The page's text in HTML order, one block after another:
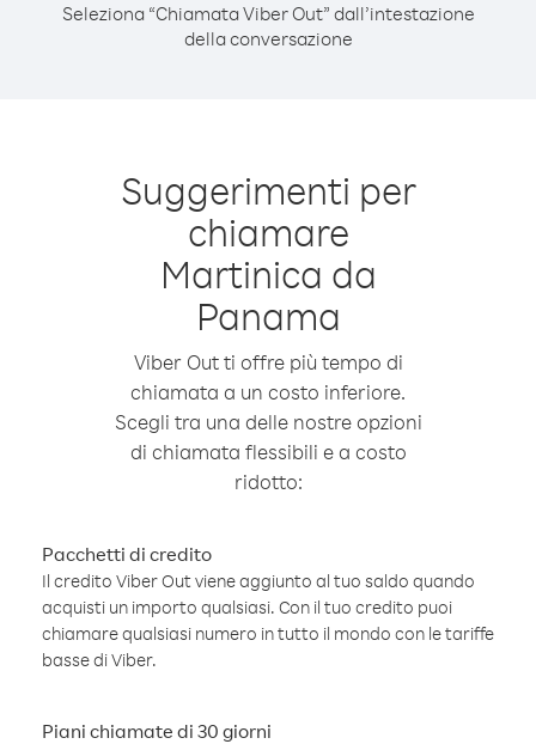
Seleziona “Chiamata Viber Out” dall’intestazione
della conversazione
Suggerimenti per
chiamare
Martinica da
Panama
Viber Out ti offre più tempo di
chiamata a un costo inferiore.
Scegli tra una delle nostre opzioni
di chiamata flessibili e a costo
ridotto:
Pacchetti di credito
Il credito Viber Out viene aggiunto al tuo saldo quando
acquisti un importo qualsiasi. Con il tuo credito puoi
chiamare qualsiasi numero in tutto il mondo con le tariffe
basse di Viber.
Piani chiamate di 30 giorni